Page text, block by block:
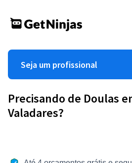
Seja um profissional
Precisando de Doulas
Valadares?